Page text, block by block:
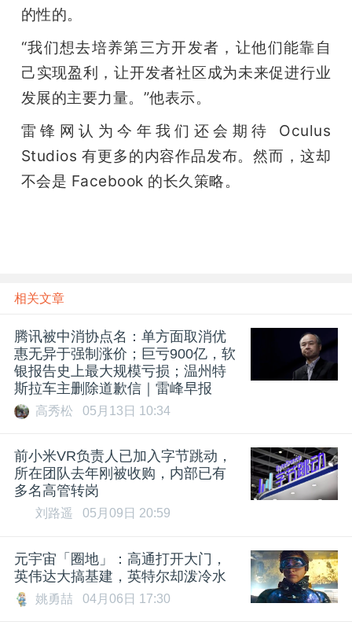
的性的。
“我们想去培养第三方开发者，让他们能靠自
己实现盈利，让开发者社区成为未来促进行业
发展的主要力量。”他表示。
雷锋网认为今年我们还会期待 Oculus
Studios 有更多的内容作品发布。然而，这却
不会是 Facebook 的长久策略。
相关文章
腾讯被中消协点名：单方面取消优
惠无异于强制涨价；巨亏900亿，软
银报告史上最大规模亏损；温州特
斯拉车主删除道歉信｜雷峰早报
高秀松 05月13日 10:34
前小米VR负责人已加入字节跳动，
所在团队去年刚被收购，内部已有
多名高管转岗
刘路遥 05月09日 20:59
元宇宙「圈地」：高通打开大门，
英伟达大搞基建，英特尔却泼冷水
姚勇喆 04月06日 17:30